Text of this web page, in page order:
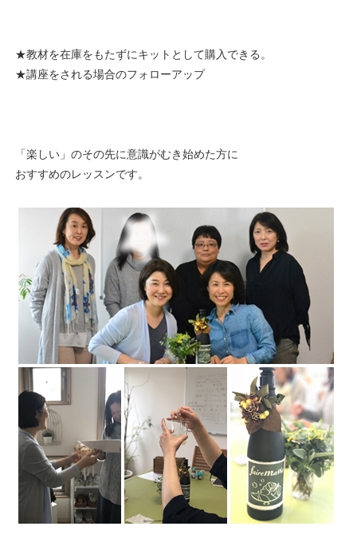
★教材を在庫をもたずにキットとして購入できる。
★講座をされる場合のフォローアップ
「楽しい」のその先に意識がむき始めた方に
おすすめのレッスンです。